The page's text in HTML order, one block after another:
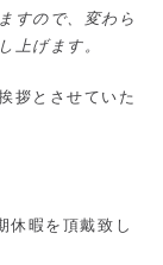
すので、変わら
上げます。
拶とさせていた
休暇を頂戴致し